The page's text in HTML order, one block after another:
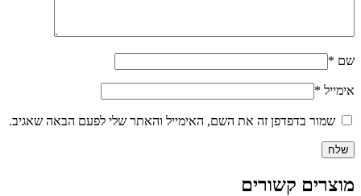
שם *
אימייל *
שמור בדפדפן זה את השם, האימייל והאתר שלי לפעם הבאה שאגיב.
מוצרים קשורים